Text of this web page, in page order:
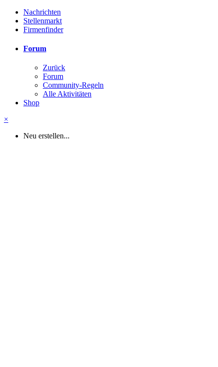
Nachrichten
Stellenmarkt
Firmenfinder
Forum
Zurück
Forum
Community-Regeln
Alle Aktivitäten
Shop
×
Neu erstellen...